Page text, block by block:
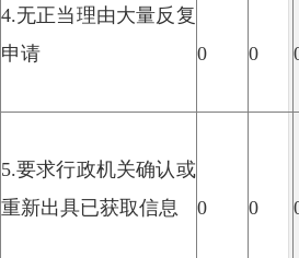
4.无正当理由大量反复
申请
0 0
5.要求行政机关确认或
重新出具已获取信息
0 0